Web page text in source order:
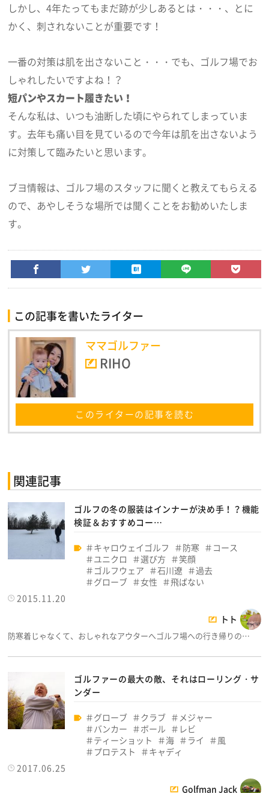
しかし、4年たってもまだ跡が少しあるとは・・・、とに
かく、刺されないことが重要です！
一番の対策は肌を出さないこと・・・でも、ゴルフ場でお
しゃれしたいですよね！？
短パンやスカート履きたい！
そんな私は、いつも油断した頃にやられてしまっていま
す。去年も痛い目を見ているので今年は肌を出さないよう
に対策して臨みたいと思います。
ブヨ情報は、ゴルフ場のスタッフに聞くと教えてもらえる
ので、あやしそうな場所では聞くことをお勧めいたしま
す。
この記事を書いたライター
ママゴルファー
RIHO
このライターの記事を読む
関連記事
ゴルフの冬の服装はインナーが決め手！？機能
検証＆おすすめコー…
キャロウェイゴルフ 防寒
コース
ユニクロ
選び方
笑顔
ゴルフウェア
石川遼
過去
グローブ
女性
飛ばない
2015.11.20
トト
防寒着じゃなくて、おしゃれなアウターへゴルフ場への行き帰りの…
ゴルファーの最大の敵、それはローリング・サ
ンダー
グローブ クラブ
メジャー
バンカー
ボール
レビ
ティーショット
海 ライ
風
プロテスト
キャディ
2017.06.25
Golfman Jack